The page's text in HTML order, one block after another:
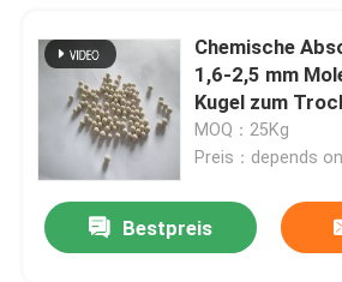
Chemische
1,6-2,5 mm
Kugel zum
MOQ：25Kg
Preis：depends
Bestpreis